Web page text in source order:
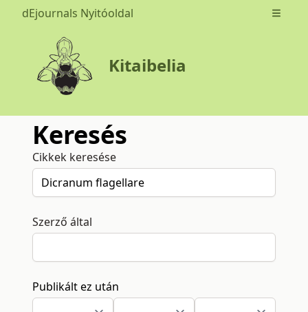
dEjournals Nyitóoldal Open
Kitaibelia
Keresés
Cikkek keresése
Szerző által
Publikált ez után